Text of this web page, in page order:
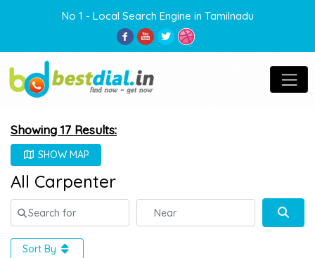
No 1 - Local Search Engine in Tamilnadu
Showing 17 Results:
SHOW MAP
All Carpenter
Search for Near
Sort By